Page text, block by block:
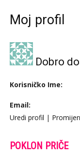
Moj profil
Dobro
Korisničko Ime:
Email:
Uredi profil |
POKLON PRIČE